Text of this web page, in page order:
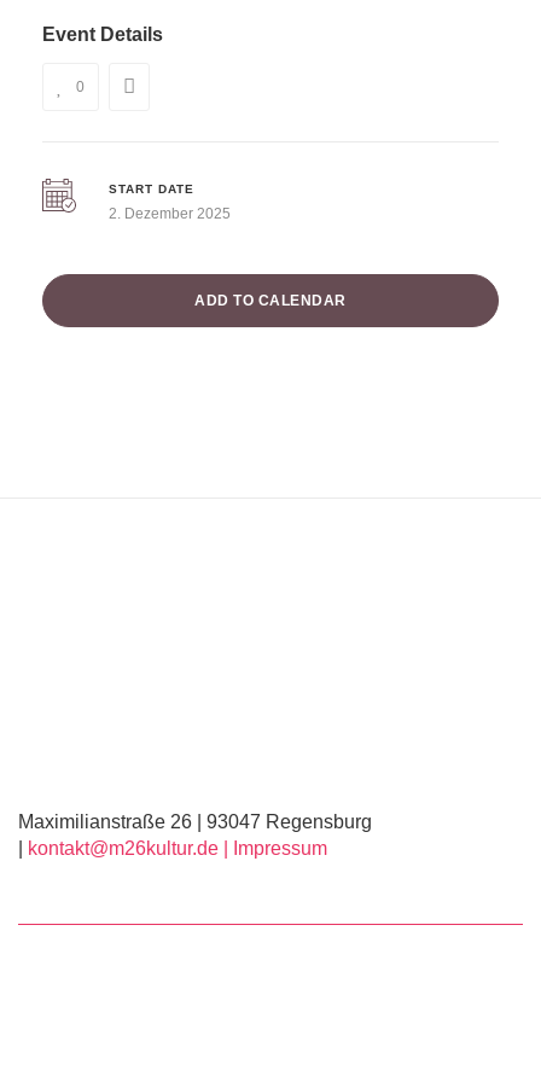
Event Details
0
START DATE
2. Dezember 2025
ADD TO CALENDAR
Maximilianstraße 26 | 93047 Regensburg
kontakt@m26kultur.de | Impressum